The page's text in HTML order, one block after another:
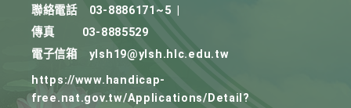
聯絡電話
03-8886171~5
傳真
03-8885529
電子信箱
ylsh19@ylsh.hlc.edu.tw
https://www.handicap-
free.nat.gov.tw/Applications/Detail?